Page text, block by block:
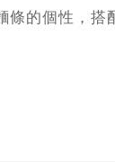
的個性，